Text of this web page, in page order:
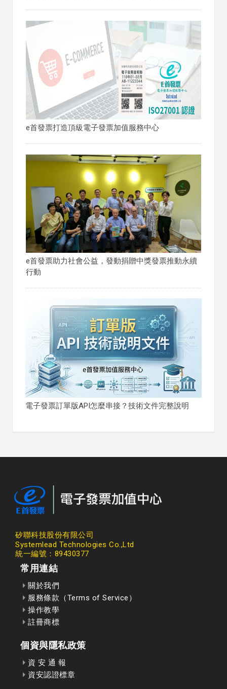
e首發票打造頂級電子發票加值服務中心
e首發票助力社會公益，發動捐贈中獎發票推動永續
行動
電子發票訂單版API怎麼串接？技術文件完整說明
矽聯科技股份有限公司
Systemlead Technologies Co.,Ltd
統一編號：89430377
常用連結
關於我們
服務條款（Terms of Service）
操作教學
註冊商標
個資與隱私政策
資 安 通 報
資安認證標章